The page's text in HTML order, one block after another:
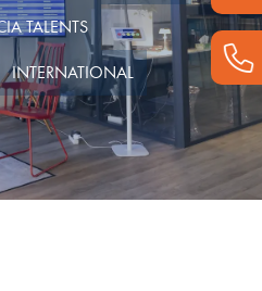
TALENTS
INTERNATIONAL